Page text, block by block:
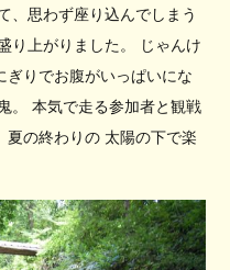
、思わず座り込んでしまう
り上がりました。 じゃんけ
ぎりでお腹がいっぱいにな
。 本気で走る参加者と観戦
夏の終わりの 太陽の下で楽